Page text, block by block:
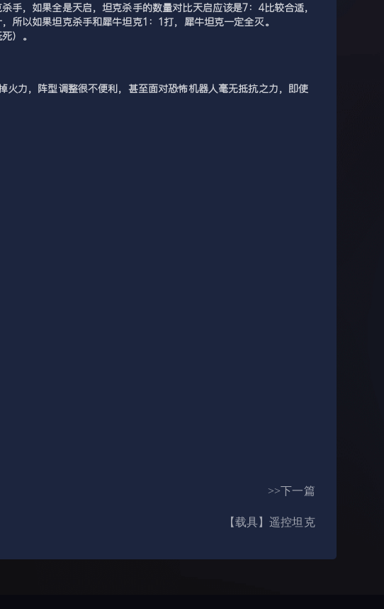
，如果全是天启，坦克杀手的数量对比天启应该是7：4比较合适，
所以如果坦克杀手和犀牛坦克1：1打，犀牛坦克一定全灭。
）。
力，阵型调整很不便利，甚至面对恐怖机器人毫无抵抗之力，即使
>>下一篇
【载具】遥控坦克